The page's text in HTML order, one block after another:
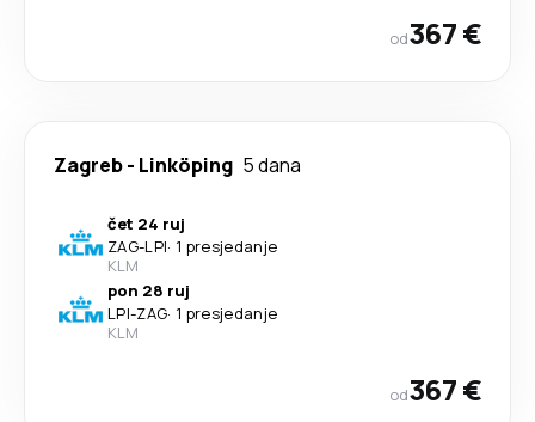
od367 €
Zagreb- Linköping 5 dana
čet 24 ruj
ZAG-LPI· 1 presjedanje
KLM
pon 28 ruj
LPI-ZAG· 1 presjedanje
KLM
od367 €